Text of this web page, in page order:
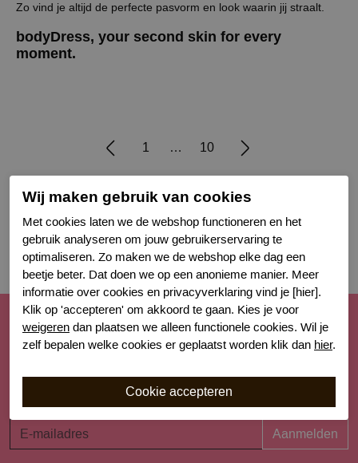
Zo vind je altijd de perfecte pasvorm en look waarin jij straalt.
bodyDress, your second skin for every
moment.
1 10
Filter
Schrijf je nu in voor de nieuwsbrief
de nieuwe collecties, laatste trends én acties. Laat je
inspireren!
Aanmelden
Wij maken gebruik van cookies
Met cookies laten we de webshop functioneren en het
gebruik analyseren om jouw gebruikerservaring te
optimaliseren. Zo maken we de webshop elke dag een
beetje beter. Dat doen we op een anonieme manier. Meer
informatie over cookies en privacyverklaring vind je [hier].
Klik op 'accepteren' om akkoord te gaan. Kies je voor
weigeren dan plaatsen we alleen functionele cookies. Wil je
zelf bepalen welke cookies er geplaatst worden klik dan hier.